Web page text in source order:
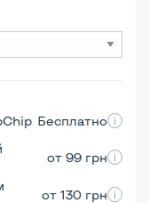
Бесплатно
от 99 грн
от 130 грн